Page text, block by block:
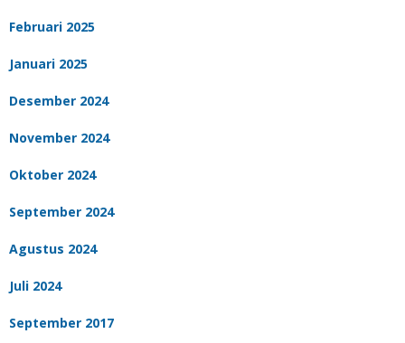
Februari 2025
Januari 2025
Desember 2024
November 2024
Oktober 2024
September 2024
Agustus 2024
Juli 2024
September 2017